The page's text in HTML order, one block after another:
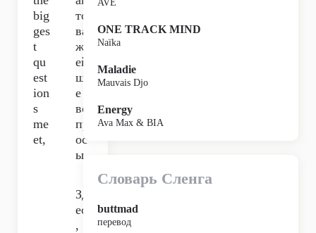
big
ges
t
qu
est
ion
s
me
et,
тся
ва
жн
ей
ши
е
во
пр
ос
ы,
Зд
есь
,
AVE
ONE TRACK MIND
Naïka
Maladie
Mauvais Djo
Energy
Ava Max & BIA
Словарь Сленга
buttmad
перевод